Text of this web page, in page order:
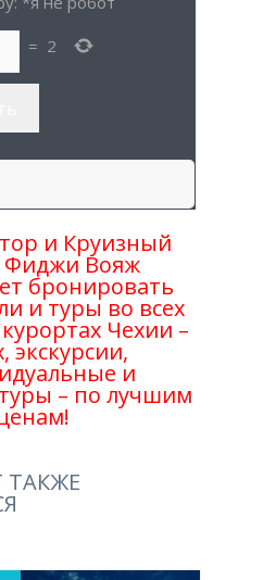
= 2
и Круизный
Вояж
бронировать
и туры во всех
Чехии –
экскурсии,
и
– по лучшим